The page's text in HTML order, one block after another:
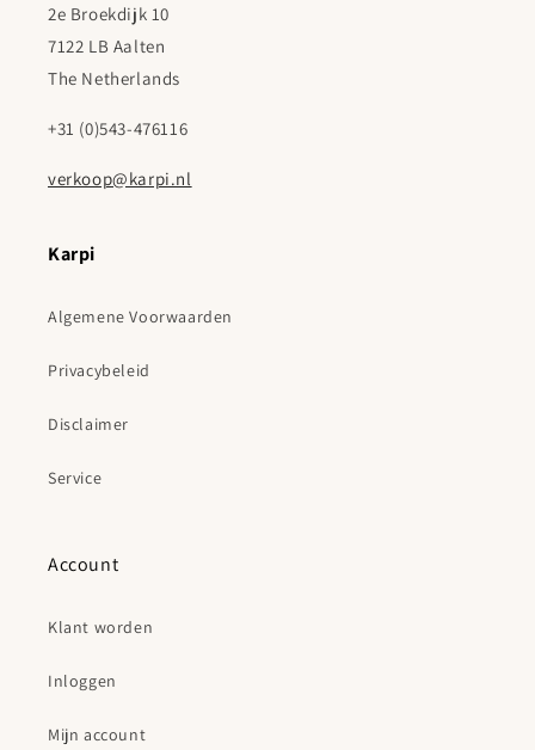
2e Broekdijk 10
7122 LB Aalten
The Netherlands
+31 (0)543-476116
verkoop@karpi.nl
Karpi
Algemene Voorwaarden
Privacybeleid
Disclaimer
Service
Account
Klant worden
Inloggen
Mijn account